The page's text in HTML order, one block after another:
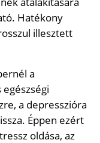
Hatékony
illesztett
a
a depresszióra
Éppen ezért
oldása, az